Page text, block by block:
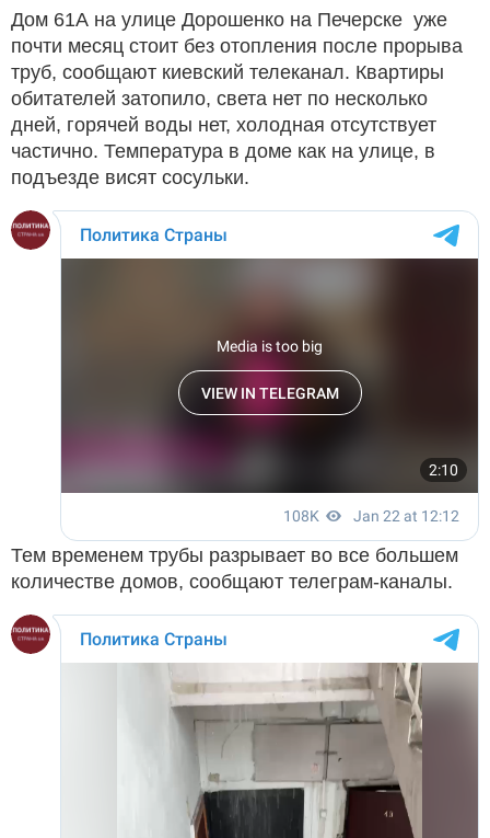
Дом 61А на улице Дорошенко на Печерске уже
почти месяц стоит без отопления после прорыва
труб, сообщают киевский телеканал. Квартиры
обитателей затопило, света нет по несколько
дней, горячей воды нет, холодная отсутствует
частично. Температура в доме как на улице, в
подъезде висят сосульки.
Тем временем трубы разрывает во все большем
количестве домов, сообщают телеграм-каналы.